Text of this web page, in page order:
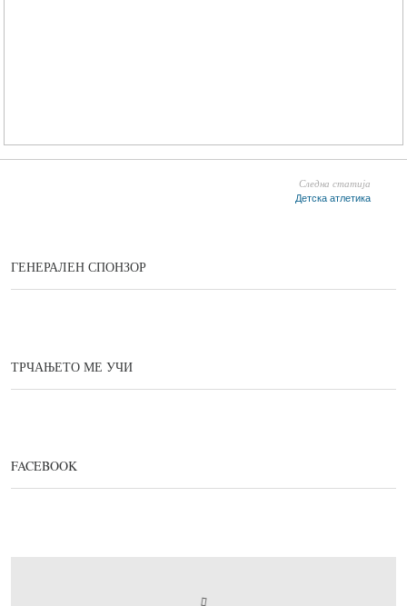
Следна статија
Детска атлетика
ГЕНЕРАЛЕН СПОНЗОР
ТРЧАЊЕТО МЕ УЧИ
FACEBOOK